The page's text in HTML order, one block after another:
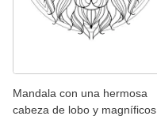
Mandala con una hermosa
cabeza de lobo y magníficos